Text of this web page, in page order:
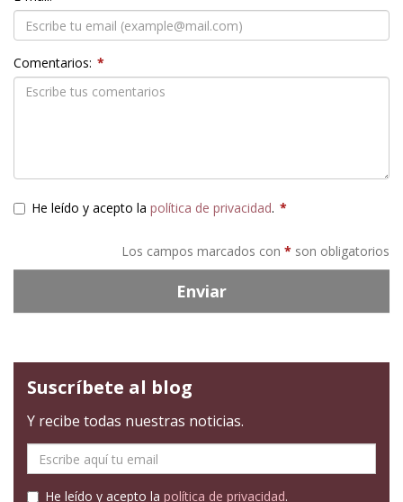
Comentarios: *
He leído y acepto la política de privacidad. *
Los campos marcados con * son obligatorios
Enviar
Suscríbete al blog
Y recibe todas nuestras noticias.
mail
He leído y acepto la política de privacidad.